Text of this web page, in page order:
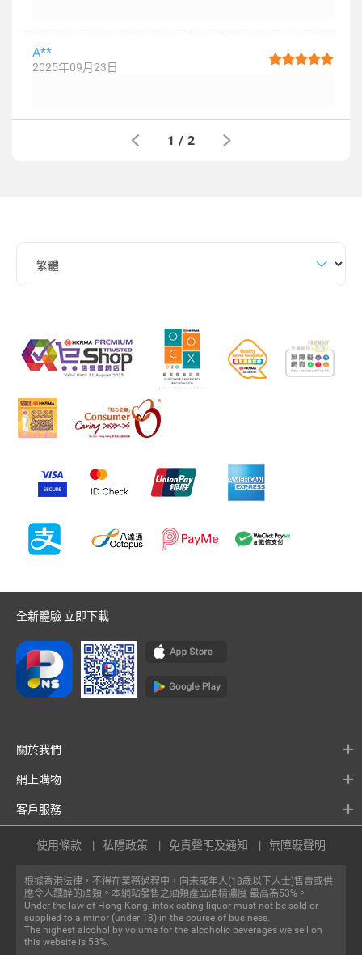
A**
2025年09月23日
1 / 2
全新體驗 立即下載
關於我們
網上購物
客戶服務
根據香港法律，不得在業務過程中，向未成年人(18歲以下人士)售賣或供
應令人醺醉的酒類。本網站發售之酒類產品酒精濃度 最高為53%。
Under the law of Hong Kong, intoxicating liquor must not be sold or
supplied to a minor (under 18) in the course of business.
The highest alcohol by volume for the alcoholic beverages we sell on
this website is 53%.
使用條款 私隱政策 免責聲明及通知 無障礙聲明